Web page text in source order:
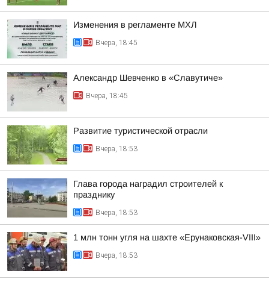
Изменения в регламенте МХЛ
Вчера, 18:45
Александр Шевченко в «Славутиче»
Вчера, 18:45
Развитие туристической отрасли
Вчера, 18:53
Глава города наградил строителей к
празднику
Вчера, 18:53
1 млн тонн угля на шахте «Ерунаковская-VIII»
Вчера, 18:53